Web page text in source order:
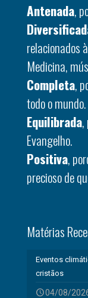
Antenada,
relacionados
Medicina,
Completa,
todo o mundo.
Equilibrada,
Evangelho.
Positiva,
precioso de
Matérias
Eventos
cristãos
04/08/